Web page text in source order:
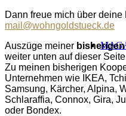
Dann freue mich über
mail@wohngoldstueck.de
Auszüge meiner
weiter unten auf dieser
Zu meinen bisherigen
Unternehmen wie IKEA,
Samsung, Kärcher, Alpina,
Schlaraffia, Connox, Gira,
oder Bondex.